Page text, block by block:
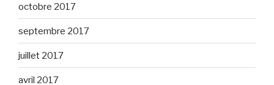
octobre 2017
septembre 2017
juillet 2017
avril 2017